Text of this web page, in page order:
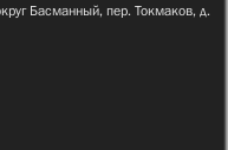
Басманный, пер. Токмаков, д.